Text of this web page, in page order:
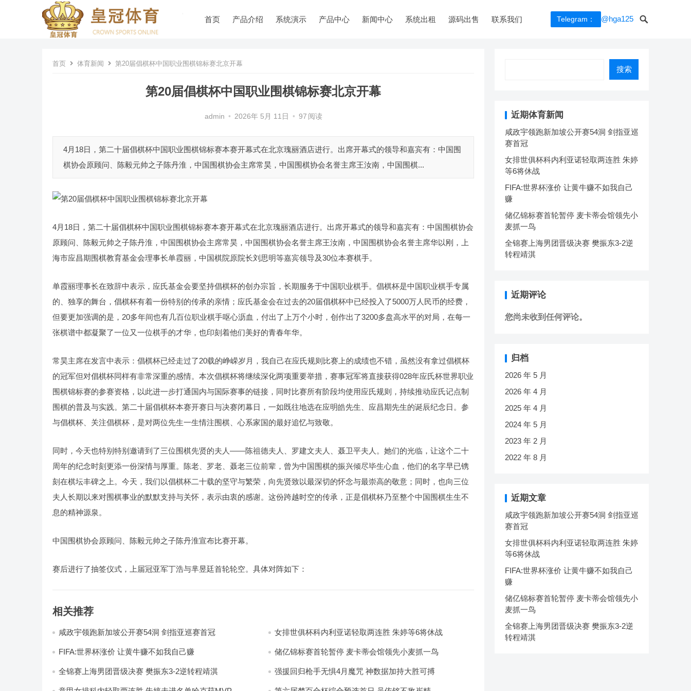
首页 产品介绍 系统演示 产品中心 新闻中心 系统出租 源码出售 联系我们 Telegram： @hga125
首页 体育新闻 第20届倡棋杯中国职业围棋锦标赛北京开幕
第20届倡棋杯中国职业围棋锦标赛北京开幕
admin • 2026年 5月 11日 • 97 阅读
4月18日，第二十届倡棋杯中国职业围棋锦标赛本赛开幕式在北京瑰丽酒店进行。出席开幕式的领导和嘉宾有：中国围
棋协会原顾问、陈毅元帅之子陈丹淮，中国围棋协会主席常昊，中国围棋协会名誉主席王汝南，中国围棋...
4月18日，第二十届倡棋杯中国职业围棋锦标赛本赛开幕式在北京瑰丽酒店进行。出席开幕式的领导和嘉宾有：中国围棋协会
原顾问、陈毅元帅之子陈丹淮，中国围棋协会主席常昊，中国围棋协会名誉主席王汝南，中国围棋协会名誉主席华以刚，上
海市应昌期围棋教育基金会理事长单霞丽，中国棋院原院长刘思明等嘉宾领导及30位本赛棋手。
单霞丽理事长在致辞中表示，应氏基金会要坚持倡棋杯的创办宗旨，长期服务于中国职业棋手。倡棋杯是中国职业棋手专属
的、独享的舞台，倡棋杯有着一份特别的传承的亲情；应氏基金会在过去的20届倡棋杯中已经投入了5000万人民币的经费，
但要更加强调的是，20多年间也有几百位职业棋手呕心沥血，付出了上万个小时，创作出了3200多盘高水平的对局，在每一
张棋谱中都凝聚了一位又一位棋手的才华，也印刻着他们美好的青春年华。
常昊主席在发言中表示：倡棋杯已经走过了20载的峥嵘岁月，我自己在应氏规则比赛上的成绩也不错，虽然没有拿过倡棋杯
的冠军但对倡棋杯同样有非常深重的感情。本次倡棋杯将继续深化两项重要举措，赛事冠军将直接获得028年应氏杯世界职业
围棋锦标赛的参赛资格，以此进一步打通国内与国际赛事的链接，同时比赛所有阶段均使用应氏规则，持续推动应氏记点制
围棋的普及与实践。第二十届倡棋杯本赛开赛日与决赛闭幕日，一如既往地选在应明皓先生、应昌期先生的诞辰纪念日。参
与倡棋杯、关注倡棋杯，是对两位先生一生情注围棋、心系家国的最好追忆与致敬。
同时，今天也特别特别邀请到了三位围棋先贤的夫人——陈祖德夫人、罗建文夫人、聂卫平夫人。她们的光临，让这个二十
周年的纪念时刻更添一份深情与厚重。陈老、罗老、聂老三位前辈，曾为中国围棋的振兴倾尽毕生心血，他们的名字早已镌
刻在棋坛丰碑之上。今天，我们以倡棋杯二十载的坚守与繁荣，向先贤致以最深切的怀念与最崇高的敬意；同时，也向三位
夫人长期以来对围棋事业的默默支持与关怀，表示由衷的感谢。这份跨越时空的传承，正是倡棋杯乃至整个中国围棋生生不
息的精神源泉。
中国围棋协会原顾问、陈毅元帅之子陈丹淮宣布比赛开幕。
赛后进行了抽签仪式，上届冠亚军丁浩与芈昱廷首轮轮空。具体对阵如下：
相关推荐
咸政宇领跑新加坡公开赛54洞 剑指亚巡赛首冠 女排世俱杯科内利亚诺轻取两连胜 朱婷等6将休战
FIFA:世界杯涨价 让黄牛赚不如我自己赚 储亿锦标赛首轮暂停 麦卡蒂会馆领先小麦抓一鸟
全锦赛上海男团晋级决赛 樊振东3-2逆转程靖淇 强援回归枪手无惧4月魔咒 神数据加持大胜可搏
搜索
近期体育新闻
咸政宇领跑新加坡公开赛54洞 剑指亚巡
赛首冠
女排世俱杯科内利亚诺轻取两连胜 朱婷
等6将休战
FIFA:世界杯涨价 让黄牛赚不如我自己
赚
储亿锦标赛首轮暂停 麦卡蒂会馆领先小
麦抓一鸟
全锦赛上海男团晋级决赛 樊振东3-2逆
转程靖淇
近期评论
您尚未收到任何评论。
归档
2026 年 5 月
2026 年 4 月
2025 年 4 月
2024 年 5 月
2023 年 2 月
2022 年 8 月
近期文章
咸政宇领跑新加坡公开赛54洞 剑指亚巡
赛首冠
女排世俱杯科内利亚诺轻取两连胜 朱婷
等6将休战
FIFA:世界杯涨价 让黄牛赚不如我自己
赚
储亿锦标赛首轮暂停 麦卡蒂会馆领先小
麦抓一鸟
全锦赛上海男团晋级决赛 樊振东3-2逆
转程靖淇